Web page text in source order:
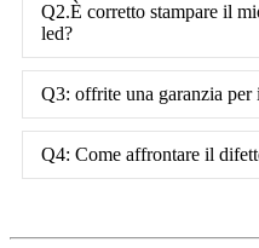
Q2.È corretto stampare il
led?
Q3: offrite una garanzia per
Q4: Come affrontare il